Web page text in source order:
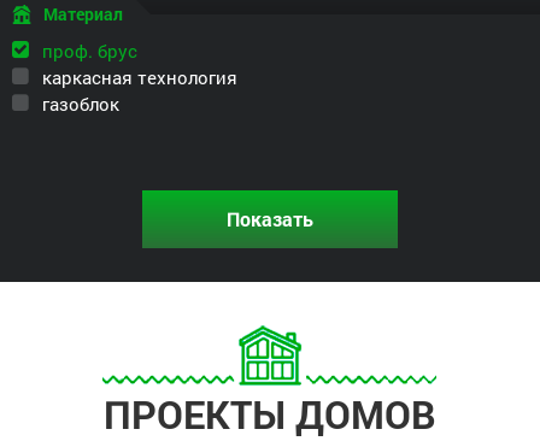
Материал
проф. брус
каркасная технология
газоблок
Показать
ПРОЕКТЫ ДОМОВ